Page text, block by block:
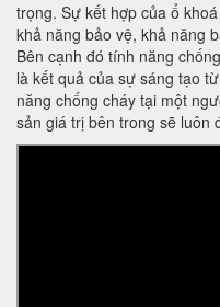
trọng. Sự kết hợp của ổ
khả năng bảo vệ, khả năng
Bên cạnh đó tính năng
là kết quả của sự sáng tạo
năng chống cháy tại một
sản giá trị bên trong sẽ luôn